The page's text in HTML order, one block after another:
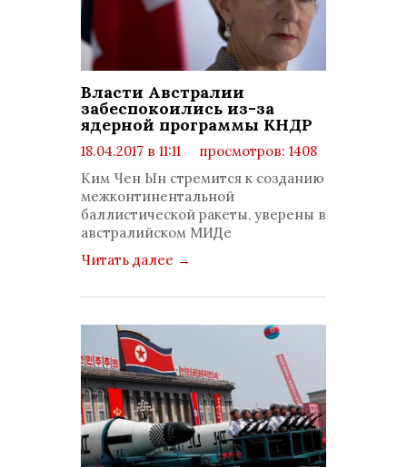
Власти Австралии
забеспокоились из-за
ядерной программы КНДР
18.04.2017 в 11:11
просмотров: 1408
комментариев: 0
Ким Чен Ын стремится к созданию
межконтинентальной
баллистической ракеты, уверены в
австралийском МИДе
Читать далее →